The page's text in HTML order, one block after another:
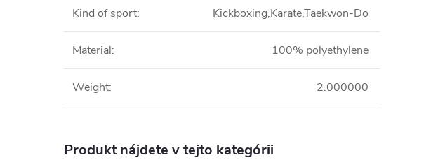
Kind of sport: Kickboxing,Karate,Taekwon-Do
Material: 100% polyethylene
Weight: 2.000000
Produkt nájdete v tejto kategórii